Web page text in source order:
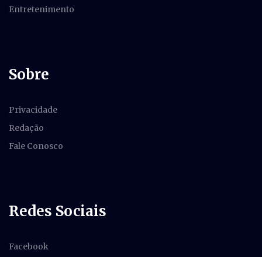
Entretenimento
Sobre
Privacidade
Redação
Fale Conosco
Redes Sociais
Facebook